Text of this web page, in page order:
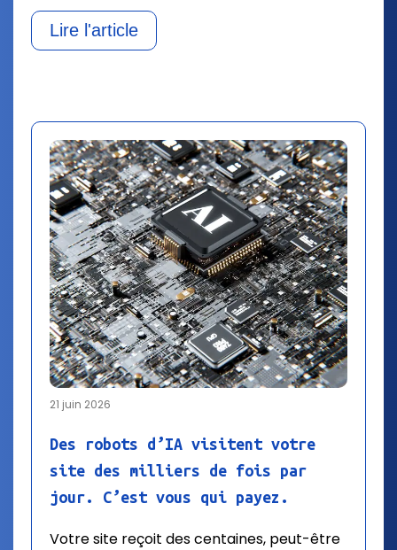
Lire l'article
21 juin 2026
Des robots d’IA visitent votre
site des milliers de fois par
jour. C’est vous qui payez.
Votre site reçoit des centaines, peut-être